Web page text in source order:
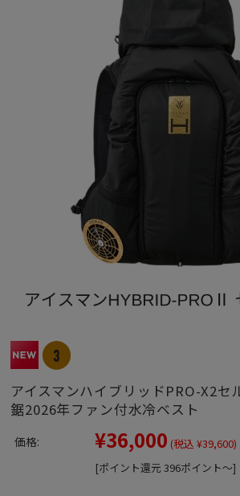
アイスマンハイブリッドPRO-X2セ
鋸2026年ファン付水冷ベスト
価格: ¥36,000 (税込 ¥39,600)
[ポイント還元 396ポイント～]